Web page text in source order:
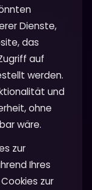
Dienste,
das
auf
werden.
und
ohne
wäre.
zur
Ihres
zur